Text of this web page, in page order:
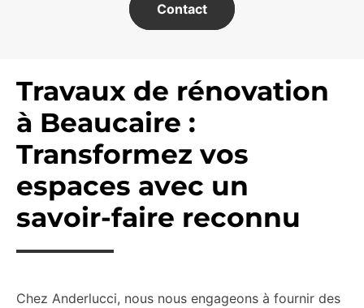
Contact
Travaux de rénovation
à Beaucaire :
Transformez vos
espaces avec un
savoir-faire reconnu
Chez Anderlucci, nous nous engageons à fournir des